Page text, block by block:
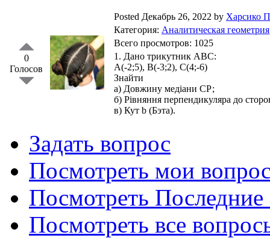
0
Голосов
Posted Декабрь 26, 2022 by Харсико
Категория: Аналитическая геометрия
Всего просмотров: 1025
1. Дано трикутник АВС:
А(-2;5), В(-3;2), С(4;-6)
Знайти
а) Довжину медіани СР;
б) Рівняння перпендикуляра до
в) Кут b (Бэта).
Задать вопрос
Посмотреть мои
Посмотреть
Посмотреть все